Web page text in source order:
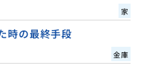
家
時の最終手段
金庫